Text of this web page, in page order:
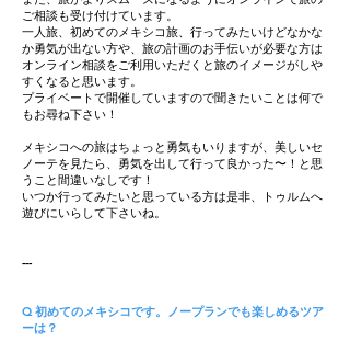
ご相談も受け付けています。
一人旅、初めてのメキシコ旅、行ってみたいけどなかな
か勇気が出ない方や、旅の計画のお手伝いが必要な方は
オンライン相談をご利用いただくと旅のイメージがしや
すくなると思います。
プライベートで開催していますので聞きたいことは何で
もお尋ね下さい！
メキシコへの旅はちょっと勇気もいりますが、美しいセ
ノーテを見たら、勇気を出して行って良かった〜！と思
うこと間違いなしです！
いつか行ってみたいと思っている方は是非、トゥルムへ
遊びにいらして下さいね。
---
Q 初めてのメキシコです。ノープランでも楽しめるツア
ーは？